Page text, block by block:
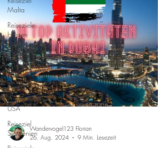
Malta
Reiseziele
Hessen
Reiseziele
Rumänien
Reiseziel
Spanien
Reiseziele
USA
Reiseziel
SlowenienWandervogel123 Florian
26. Aug. 2024
9 Min. Lesezeit